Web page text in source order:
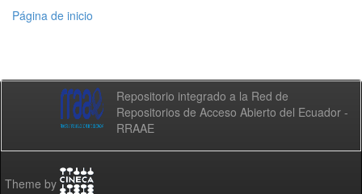
Página de inicio
Repositorio integrado a la Red de
Repositorios de Acceso Abierto del Ecuador -
RRAAE
Theme by